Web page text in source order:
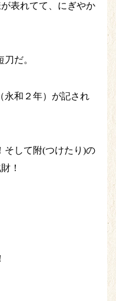
表れてて、にぎやか
だ。
永和２年）が記され
そして附(つけたり)の
！